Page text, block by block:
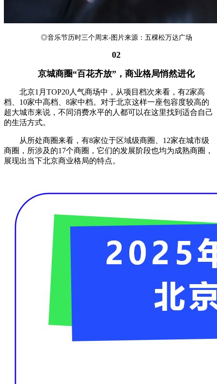
◎音乐节历时三个周末-图片来源：五棵松万达广场
02
京城商圈“百花齐放”， 商业格局悄然进化
北京1月TOP20人气商场中，从项目档次来看，有2家高
档、10家中高档、8家中档。对于北京这样一座包容度较高的
超大城市来说，不同消费水平的人都可以在这里找到适合自己
的生活方式。
从所处商圈来看，有8家位于区域级商圈、12家在城市级
商圈，所涉及的17个商圈，它们的发展阶段也均为成熟商圈，
展现出当下北京商业格局的特点。